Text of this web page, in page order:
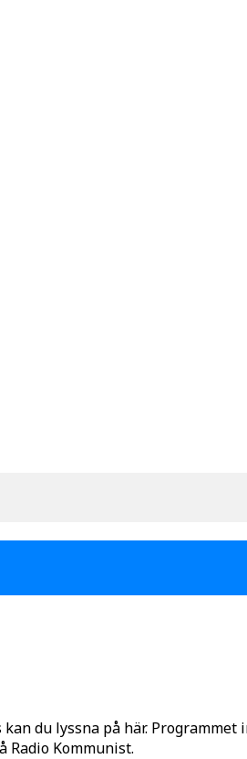
du lyssna på här. Programmet
Radio Kommunist.